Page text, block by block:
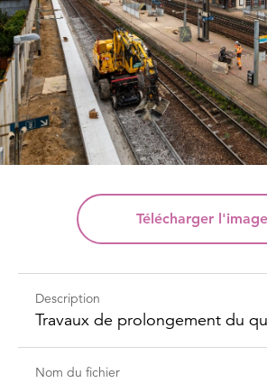
Télécharger l'image
Description
Travaux de prolongement du
Nom du fichier